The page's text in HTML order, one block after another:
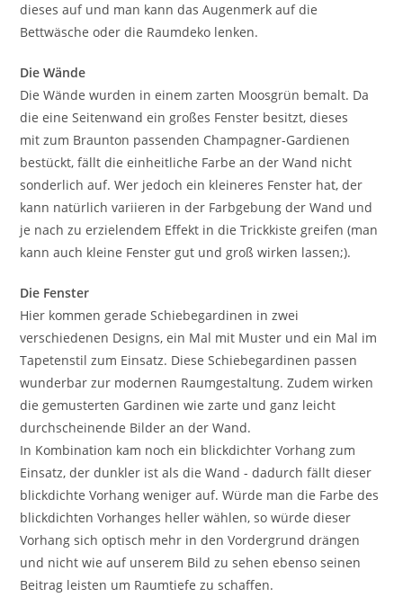
dieses auf und man kann das Augenmerk auf die
Bettwäsche oder die Raumdeko lenken.
Die Wände
Die Wände wurden in einem zarten Moosgrün bemalt. Da
die eine Seitenwand ein großes Fenster besitzt, dieses
mit zum Braunton passenden Champagner-Gardienen
bestückt, fällt die einheitliche Farbe an der Wand nicht
sonderlich auf. Wer jedoch ein kleineres Fenster hat, der
kann natürlich variieren in der Farbgebung der Wand und
je nach zu erzielendem Effekt in die Trickkiste greifen (man
kann auch kleine Fenster gut und groß wirken lassen;).
Die Fenster
Hier kommen gerade Schiebegardinen in zwei
verschiedenen Designs, ein Mal mit Muster und ein Mal im
Tapetenstil zum Einsatz. Diese Schiebegardinen passen
wunderbar zur modernen Raumgestaltung. Zudem wirken
die gemusterten Gardinen wie zarte und ganz leicht
durchscheinende Bilder an der Wand.
In Kombination kam noch ein blickdichter Vorhang zum
Einsatz, der dunkler ist als die Wand - dadurch fällt dieser
blickdichte Vorhang weniger auf. Würde man die Farbe des
blickdichten Vorhanges heller wählen, so würde dieser
Vorhang sich optisch mehr in den Vordergrund drängen
und nicht wie auf unserem Bild zu sehen ebenso seinen
Beitrag leisten um Raumtiefe zu schaffen.